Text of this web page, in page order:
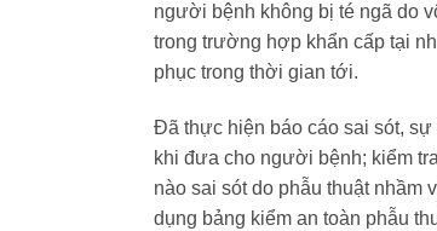
người bệnh không bị té ngã do
trong trường hợp khẩn cấp tại
phục trong thời gian tới.
Đã thực hiện báo cáo sai sót, sự
khi đưa cho người bệnh; kiểm
nào sai sót do phẫu thuật nhầm
dụng bảng kiểm an toàn phẫu